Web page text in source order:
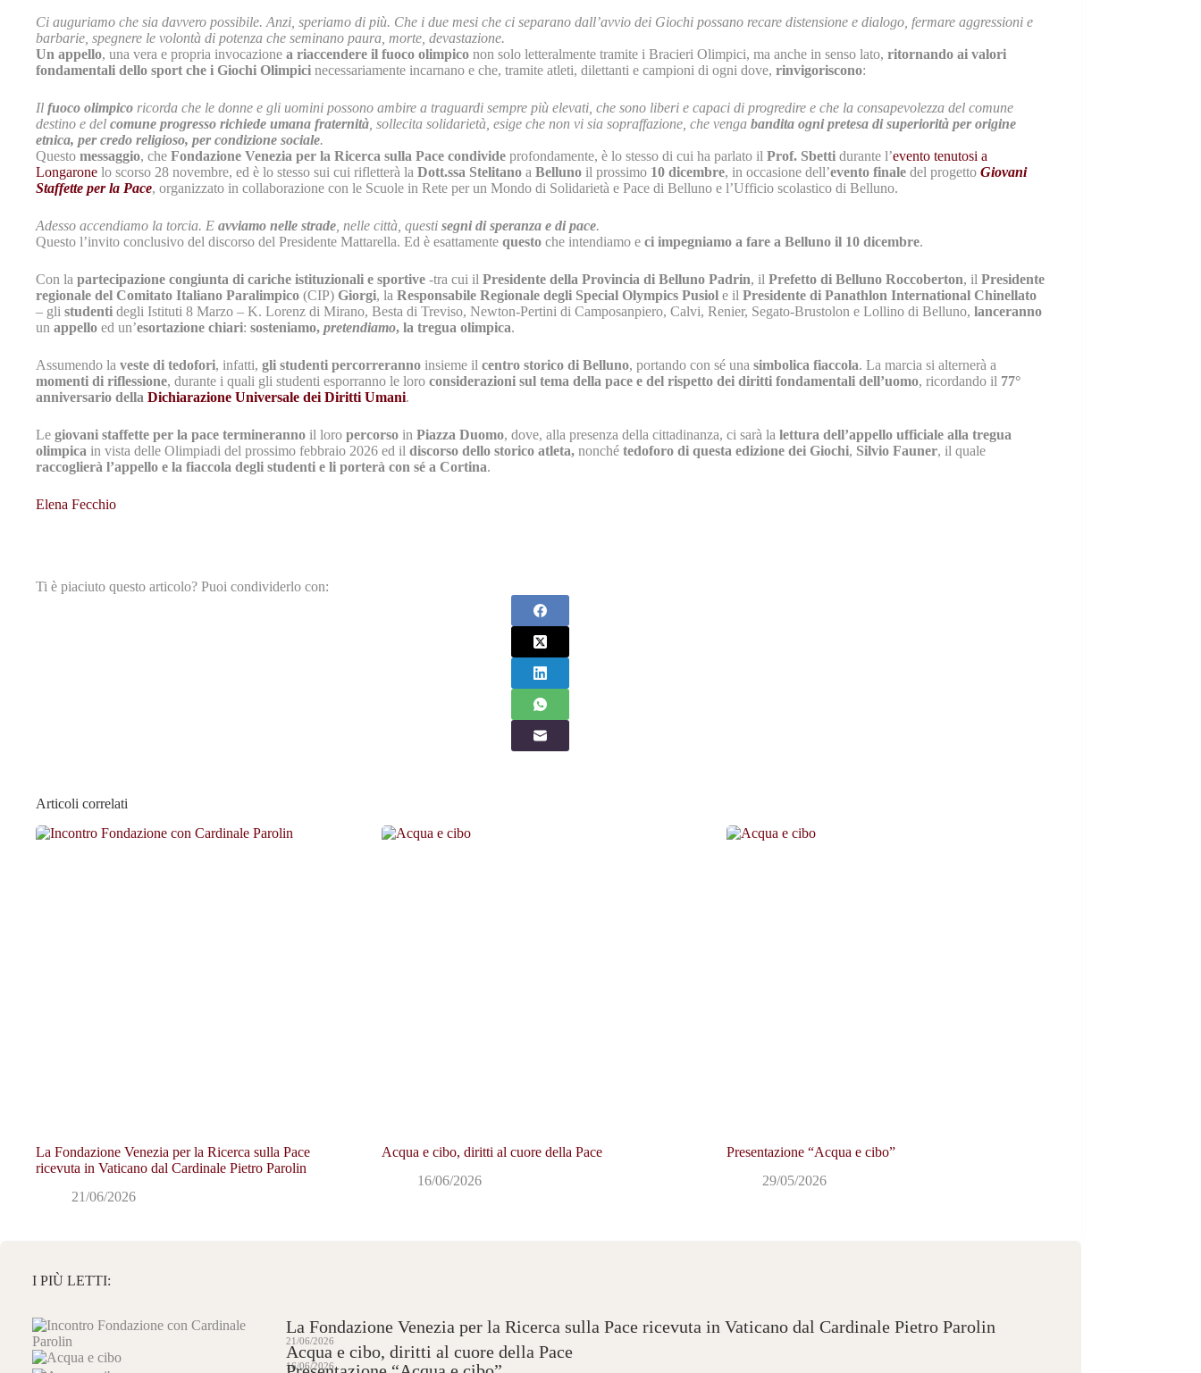
Ci auguriamo che sia davvero possibile. Anzi, speriamo di più. Che i due mesi che ci separano dall’avvio dei Giochi possano recare distensione e dialogo, fermare aggressioni e
barbarie, spegnere le volontà di potenza che seminano paura, morte, devastazione.
Un appello, una vera e propria invocazione a riaccendere il fuoco olimpico non solo letteralmente tramite i Bracieri Olimpici, ma anche in senso lato, ritornando ai valori
fondamentali dello sport che i Giochi Olimpici necessariamente incarnano e che, tramite atleti, dilettanti e campioni di ogni dove, rinvigoriscono:
Il fuoco olimpico ricorda che le donne e gli uomini possono ambire a traguardi sempre più elevati, che sono liberi e capaci di progredire e che la consapevolezza del comune
destino e del comune progresso richiede umana fraternità , sollecita solidarietà, esige che non vi sia sopraffazione, che venga bandita ogni pretesa di superiorità per origine
etnica, per credo religioso, per condizione sociale.
Questo messaggio, che Fondazione Venezia per la Ricerca sulla Pace condivide profondamente, è lo stesso di cui ha parlato il Prof. Sbetti durante l’evento tenutosi a
Longarone lo scorso 28 novembre, ed è lo stesso sui cui rifletterà la Dott.ssa Stelitano a Belluno il prossimo 10 dicembre, in occasione dell’evento finale del progetto Giovani
Staffette per la Pace, organizzato in collaborazione con le Scuole in Rete per un Mondo di Solidarietà e Pace di Belluno e l’Ufficio scolastico di Belluno.
Adesso accendiamo la torcia. E avviamo nelle strade , nelle città, questi segni di speranza e di pace.
Questo l’invito conclusivo del discorso del Presidente Mattarella. Ed è esattamente questo che intendiamo e ci impegniamo a fare a Belluno il 10 dicembre.
Con la partecipazione congiunta di cariche istituzionali e sportive -tra cui il Presidente della Provincia di Belluno Padrin, il Prefetto di Belluno Roccoberton, il Presidente
regionale del Comitato Italiano Paralimpico (CIP) Giorgi, la Responsabile Regionale degli Special Olympics Pusiol e il Presidente di Panathlon International Chinellato
– gli studenti degli Istituti 8 Marzo – K. Lorenz di Mirano, Besta di Treviso, Newton-Pertini di Camposanpiero, Calvi, Renier, Segato-Brustolon e Lollino di Belluno, lanceranno
un appello ed un’esortazione chiari: sosteniamo, pretendiamo, la tregua olimpica.
Assumendo la veste di tedofori, infatti, gli studenti percorreranno insieme il centro storico di Belluno, portando con sé una simbolica fiaccola. La marcia si alternerà a
momenti di riflessione, durante i quali gli studenti esporranno le loro considerazioni sul tema della pace e del rispetto dei diritti fondamentali dell’uomo, ricordando il 77°
anniversario della Dichiarazione Universale dei Diritti Umani.
Le giovani staffette per la pace termineranno il loro percorso in Piazza Duomo, dove, alla presenza della cittadinanza, ci sarà la lettura dell’appello ufficiale alla tregua
olimpica in vista delle Olimpiadi del prossimo febbraio 2026 ed il discorso dello storico atleta, nonché tedoforo di questa edizione dei Giochi, Silvio Fauner, il quale
raccoglierà l’appello e la fiaccola degli studenti e li porterà con sé a Cortina.
Elena Fecchio
Ti è piaciuto questo articolo? Puoi condividerlo con:
Articoli correlati
La Fondazione Venezia per la Ricerca sulla Pace
ricevuta in Vaticano dal Cardinale Pietro Parolin
21/06/2026
Acqua e cibo, diritti al cuore della Pace
16/06/2026
Presentazione “Acqua e cibo”
29/05/2026
I PIÙ LETTI:
La Fondazione Venezia per la Ricerca sulla Pace ricevuta in Vaticano dal Cardinale Pietro Parolin
21/06/2026
Acqua e cibo, diritti al cuore della Pace
16/06/2026